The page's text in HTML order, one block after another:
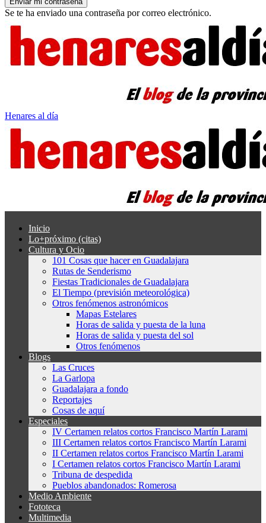
Se te ha enviado una contraseña por correo electrónico.
Henares al día
Inicio
Lo+próximo (citas)
Cultura y Ocio
101 Cosas que hacer en Guadalajara
Rutas de Senderismo
Fiestas Tradicionales de Guadalajara
El Tiempo (previsión meteorológica)
Otros fenómenos astronómicos
Mapas Estelares
Horas de salida y puesta de la luna
Horas de salida y puesta del sol
Otros fenómenos
Blogs
Las Cruces
La Garlopa
Guadalajara a fondo
Reportajes
Cosas de aquí
Especiales
IV Certamen relatos cortos Francisco Martín Larami
III Certamen relatos cortos Francisco Martín Larami
II Certamen relatos cortos Francisco Martín Larami
I Certamen relatos cortos Francisco Martín Larami
Tribuna de despedida
Pueblos abandonados: Romerosa
Medio Ambiente
Fototeca
Multimedia